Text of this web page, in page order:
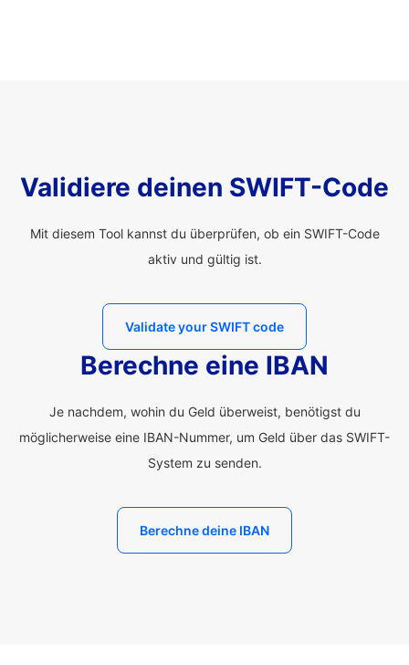
Validiere deinen SWIFT-Code
Mit diesem Tool kannst du überprüfen, ob ein SWIFT-Code
aktiv und gültig ist.
Validate your SWIFT code
Berechne eine IBAN
Je nachdem, wohin du Geld überweist, benötigst du
möglicherweise eine IBAN-Nummer, um Geld über das SWIFT-
System zu senden.
Berechne deine IBAN